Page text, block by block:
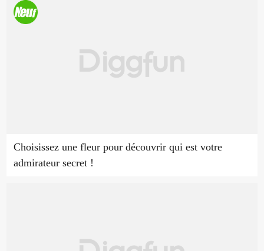
Choisissez une fleur pour découvrir qui est votre
admirateur secret !